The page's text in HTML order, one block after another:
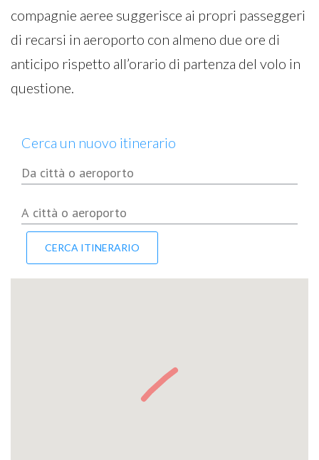
compagnie aeree suggerisce ai propri passeggeri
di recarsi in aeroporto con almeno due ore di
anticipo rispetto all’orario di partenza del volo in
questione.
Cerca un nuovo itinerario